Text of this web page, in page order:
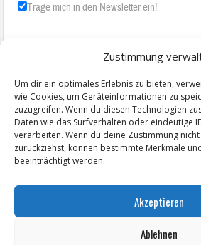
Zustimmung
Um dir ein optimales Erlebnis zu bieten,
wie Cookies, um Geräteinformationen zu
zuzugreifen. Wenn du diesen Technologien
Daten wie das Surfverhalten oder eindeutige
verarbeiten. Wenn du deine Zustimmung
zurückziehst, können bestimmte Merkmale
beeinträchtigt werden.
Akzeptieren
Ablehnen
Trage mich in den Newsletter ein!